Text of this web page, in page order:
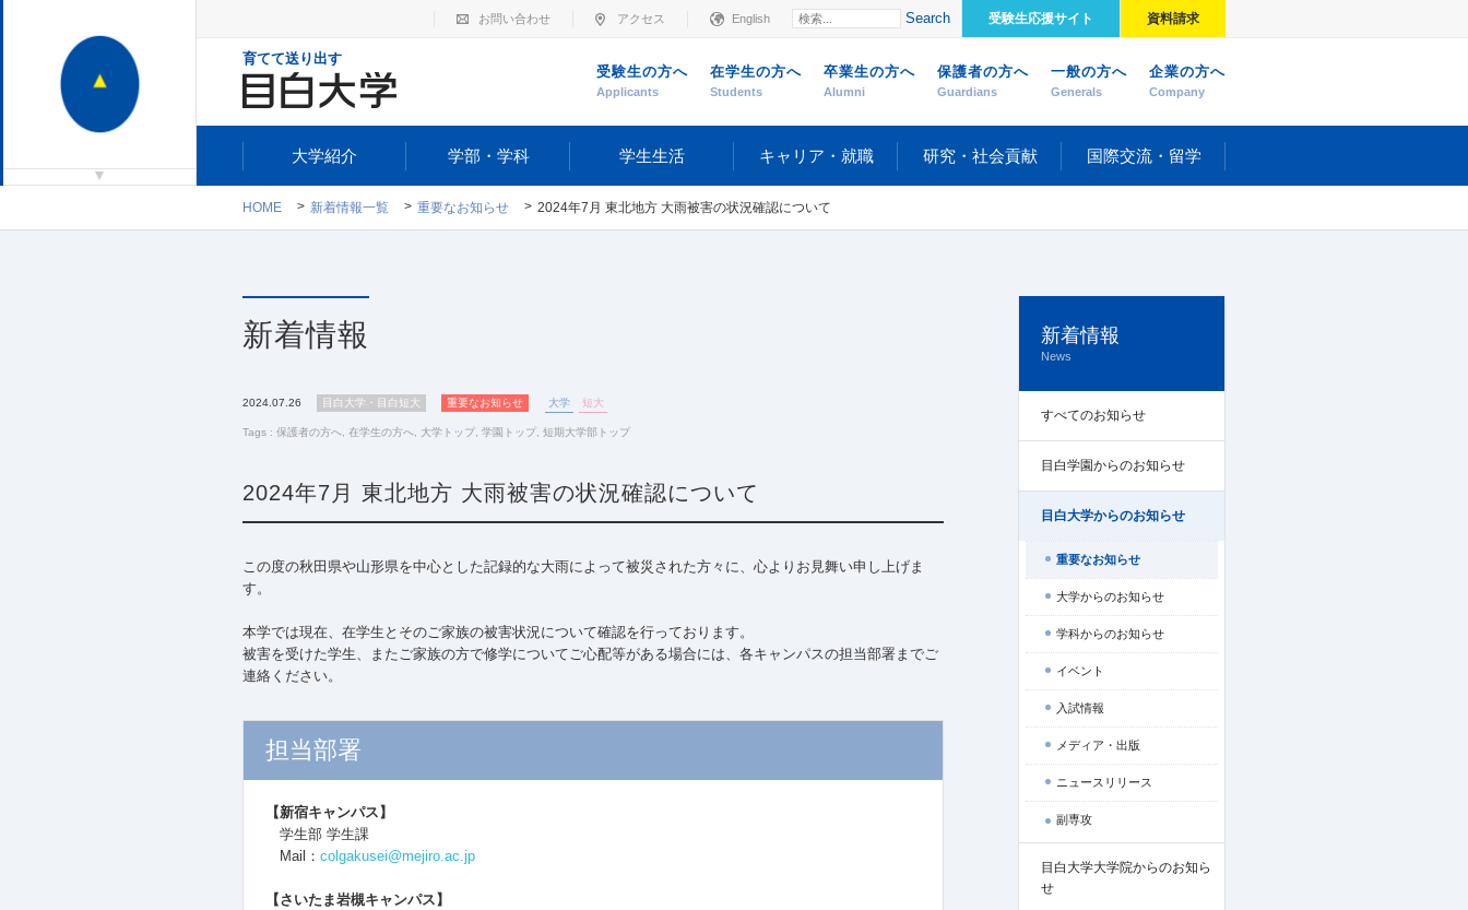
育てて送り出す
お問い合わせ アクセス English Search 受験生応援サイト 資料請求
受験生の方へ
Applicants
在学生の方へ
Students
卒業生の方へ
Alumni
保護者の方へ
Guardians
一般の方へ
Generals
企業の方へ
Company
大学紹介 学部・学科 学生生活 キャリア・就職 研究・社会貢献 国際交流・留学
HOME 新着情報一覧 重要なお知らせ 2024年7月 東北地方 大雨被害の状況確認について
新着情報
2024.07.26 目白大学・目白短大 重要なお知らせ 大学 短大
Tags : 保護者の方へ 在学生の方へ 大学トップ 学園トップ 短期大学部トップ
2024年7月 東北地方 大雨被害の状況確認について
この度の秋田県や山形県を中心とした記録的な大雨によって被災された方々に、心よりお見舞い申し上げま
す。
本学では現在、在学生とそのご家族の被害状況について確認を行っております。
被害を受けた学生、またご家族の方で修学についてご心配等がある場合には、各キャンパスの担当部署までご
連絡ください。
担当部署
【新宿キャンパス】
学生部 学生課
Mail： colgakusei@mejiro.ac.jp
【さいたま岩槻キャンパス】
新着情報
News
すべてのお知らせ
目白学園からのお知らせ
目白大学からのお知らせ
重要なお知らせ
大学からのお知らせ
学科からのお知らせ
イベント
入試情報
メディア・出版
ニュースリリース
副専攻
目白大学大学院からのお知ら
せ